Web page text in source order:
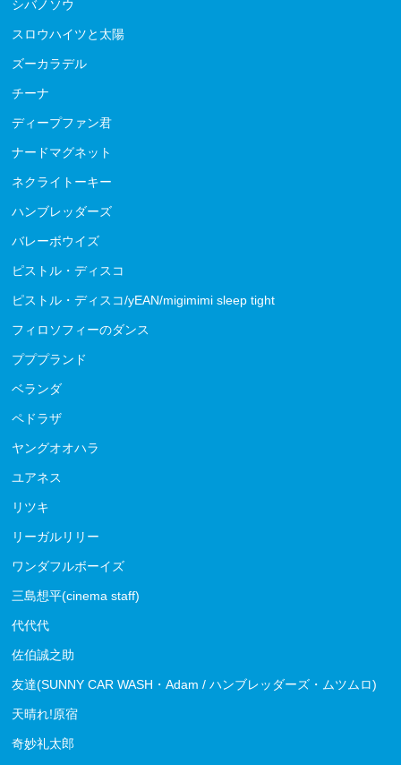
シバノソウ
スロウハイツと太陽
ズーカラデル
チーナ
ディープファン君
ナードマグネット
ネクライトーキー
ハンブレッダーズ
バレーボウイズ
ピストル・ディスコ
ピストル・ディスコ/yEAN/migimimi sleep tight
フィロソフィーのダンス
プププランド
ベランダ
ペドラザ
ヤングオオハラ
ユアネス
リツキ
リーガルリリー
ワンダフルボーイズ
三島想平(cinema staff)
代代代
佐伯誠之助
友達(SUNNY CAR WASH・Adam / ハンブレッダーズ・ムツムロ)
天晴れ!原宿
奇妙礼太郎